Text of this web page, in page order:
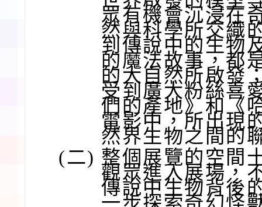
眾有機會沉浸在
然與科學所交織
到傳說中的生物
的魔法故事，都
的大自然所啟發
受到廣大粉絲喜
們的產地》和《
電影中，所出現
然界生物之間的
(二) 整個展覽的空間
觀眾進入展場，
傳說中生物背後
一步探索奇幻怪